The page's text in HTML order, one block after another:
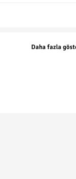
Daha fazla